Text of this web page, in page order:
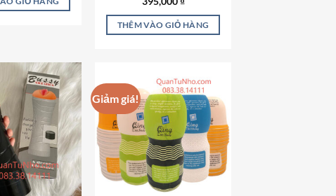
545,000 ₫.là:
5 sao
THÊM VÀO GIỎ HÀNG
Giảm giá!